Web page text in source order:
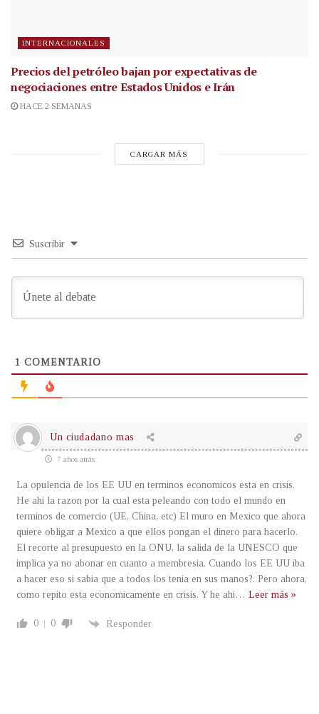
INTERNACIONALES
Precios del petróleo bajan por expectativas de
negociaciones entre Estados Unidos e Irán
HACE 2 SEMANAS
CARGAR MÁS
Suscribir
1 COMENTARIO
Un ciudadano mas
7 años atrás
La opulencia de los EE UU en terminos economicos esta en crisis.
He ahi la razon por la cual esta peleando con todo el mundo en
terminos de comercio (UE, China, etc) El muro en Mexico que ahora
quiere obligar a Mexico a que ellos pongan el dinero para hacerlo.
El recorte al presupuesto en la ONU, la salida de la UNESCO que
implica ya no abonar en cuanto a membresia. Cuando los EE UU iba
a hacer eso si sabia que a todos los tenia en sus manos?. Pero ahora,
como repito esta economicamente en crisis. Y he ahi… Leer más »
0 0 Responder